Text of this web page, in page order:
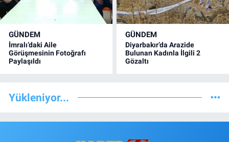
GÜNDEM
İmralı’daki Aile
Görüşmesinin Fotoğrafı
Paylaşıldı
GÜNDEM
Diyarbakır’da Arazide
Bulunan Kadınla İlgili 2
Gözaltı
Yükleniyor...